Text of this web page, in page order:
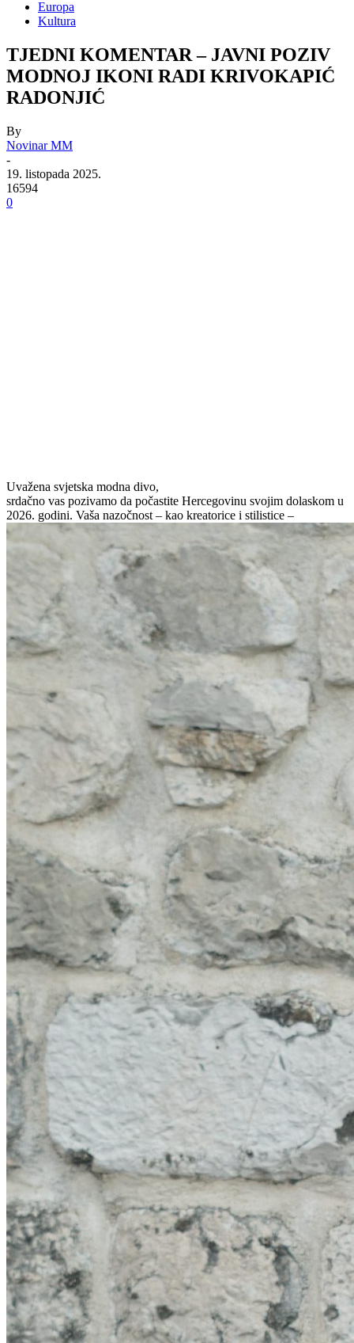
Europa
Kultura
TJEDNI KOMENTAR – JAVNI POZIV
MODNOJ IKONI RADI KRIVOKAPIĆ
RADONJIĆ
By
Novinar MM
-
19. listopada 2025.
16594
0
Uvažena svjetska modna divo,
srdačno vas pozivamo da počastite Hercegovinu svojim dolaskom u
2026. godini. Vaša nazočnost – kao kreatorice i stilistice –